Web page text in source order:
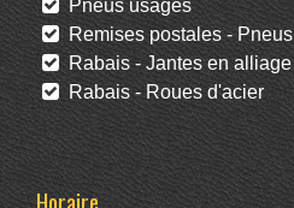
Pneus usagés
Remises postales - Pneus
Rabais - Jantes en alliage
Rabais - Roues d'acier